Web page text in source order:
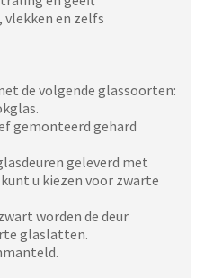
vlekken en zelfs
de volgende glassoorten:
gemonteerd gehard
geleverd met
u kiezen voor zwarte
worden de deur
glaslatten.